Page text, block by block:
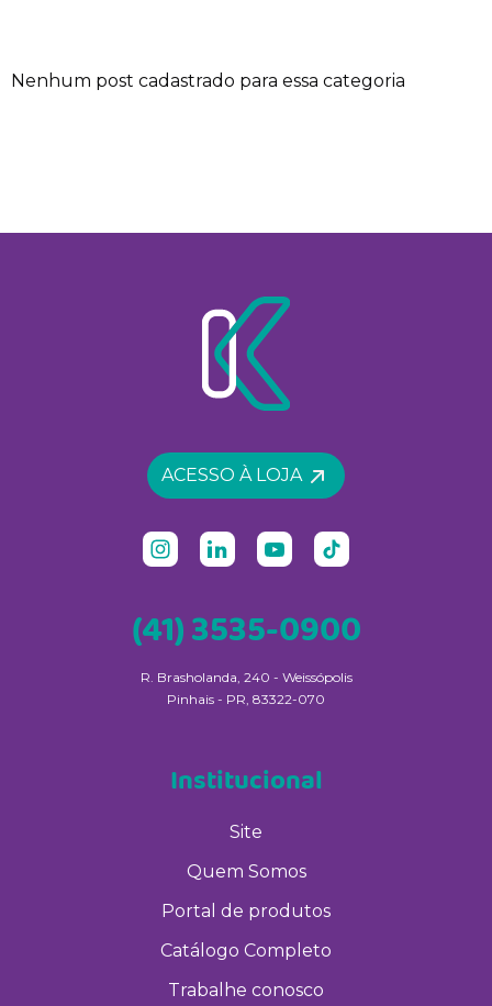
Nenhum post cadastrado para essa categoria
ACESSO À LOJA
(41) 3535-0900
R. Brasholanda, 240 - Weissópolis
Pinhais - PR, 83322-070
Institucional
Site
Quem Somos
Portal de produtos
Catálogo Completo
Trabalhe conosco